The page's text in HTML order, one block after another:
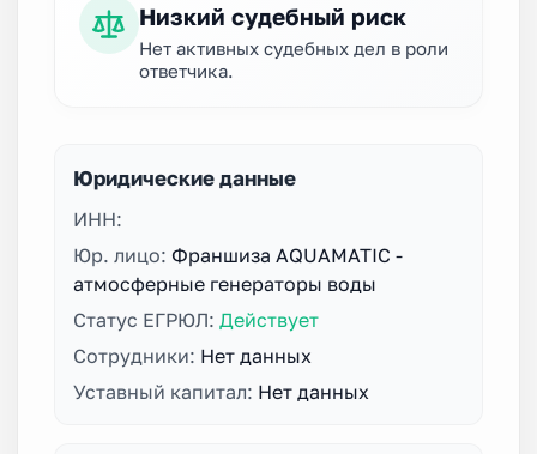
Низкий судебный риск
Нет активных судебных дел в роли
ответчика.
Юридические данные
ИНН:
Юр. лицо: Франшиза AQUAMATIC -
атмосферные генераторы воды
Статус ЕГРЮЛ: Действует
Сотрудники: Нет данных
Уставный капитал: Нет данных